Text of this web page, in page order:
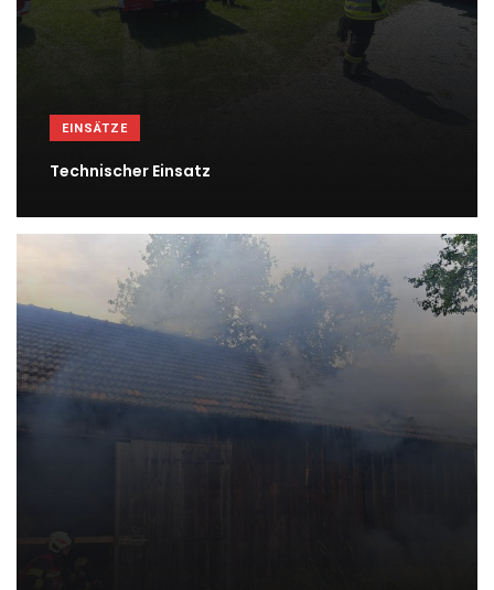
EINSÄTZE
Technischer Einsatz